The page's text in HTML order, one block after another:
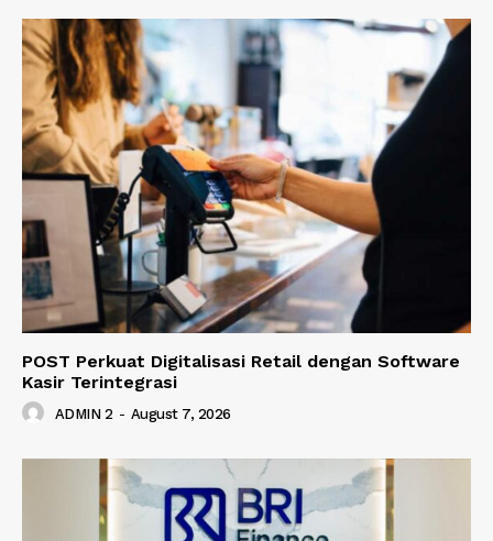
POST Perkuat Digitalisasi Retail dengan Software
Kasir Terintegrasi
ADMIN 2 - August 7, 2026